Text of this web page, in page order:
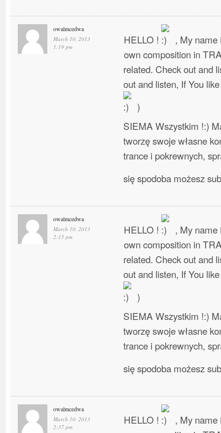
owalmcedwa
March 10, 2013
1:19 pm
HELLO !
, My name
own composition in
related. Check out and
out and listen, If You
)
SIEMA Wszystkim !:)
tworzę swoje własne
trance i pokrewnych,
się spodoba możesz
owalmcedwa
March 10, 2013
2:15 pm
HELLO !
, My name
own composition in
related. Check out and
out and listen, If You
)
SIEMA Wszystkim !:)
tworzę swoje własne
trance i pokrewnych,
się spodoba możesz
owalmcedwa
March 10, 2013
2:37 pm
HELLO !
, My name